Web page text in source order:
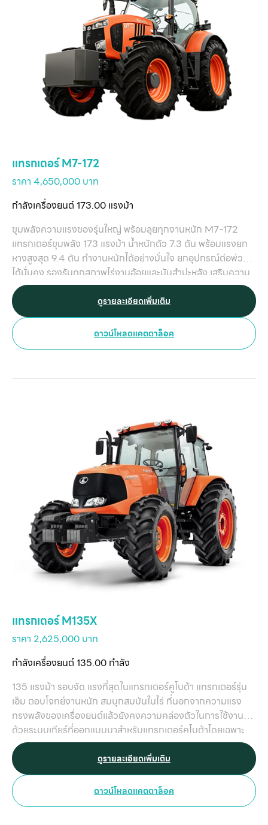
แทรกเตอร์ M7-172
ราคา 4,650,000 บาท
กำลังเครื่องยนต์ 173.00 แรงม้า
ขุมพลังความแรงของรุ่นใหญ่ พร้อมลุยทุกงานหนัก M7-172
แทรกเตอร์ขุมพลัง 173 แรงม้า น้ำหนักตัว 7.3 ตัน พร้อมแรงยก
หางสูงสุด 9.4 ตัน ทำงานหนักได้อย่างมั่นใจ ยกอุปกรณ์ต่อพ่วง
ได้มั่นคง รองรับทุกสภาพไร่งานอ้อยและมันสำปะหลัง เสริมความ
สบายด้วยเบาะนั่งแบบ Air Suspension ลดความเมื่อยล้าระหว่าง
การทำงานต่อเนื่อง ระบบเกียร์ PowerShift อัตโนมัติ พร้อม
จำนวนเกียร์หลากหลาย และฟังก์ชันตั้งรอบเครื่องยนต์ล่วงหน้า 2
ระดับ ช่วยให้ควบคุมการทำงานได้แม่นยำ ปลอดภัย และสะดวกยิ่ง
ขึ้น
ดูรายละเอียดเพิ่มเติม
ดาวน์โหลดแคตตาล็อค
แทรกเตอร์ M135X
ราคา 2,625,000 บาท
กำลังเครื่องยนต์ 135.00 กำลัง
135 แรงม้า รอบจัด แรงที่สุดในแทรกเตอร์คูโบต้า แทรกเตอร์รุ่น
เอ็ม ตอบโจทย์งานหนัก สมบุกสมบันในไร่ ที่นอกจากความแรง
ทรงพลังของเครื่องยนต์แล้วยังคงความคล่องตัวในการใช้งาน
ด้วยระบบเกียร์ที่ออกแบบมาสำหรับแทรกเตอร์คูโบต้าโดยเฉพาะ
หมายเหตุ แทรกเตอร์ M135X ติดตั้งระบบ KIS ราคา 2,660,000
บาท
ดูรายละเอียดเพิ่มเติม
ดาวน์โหลดแคตตาล็อค